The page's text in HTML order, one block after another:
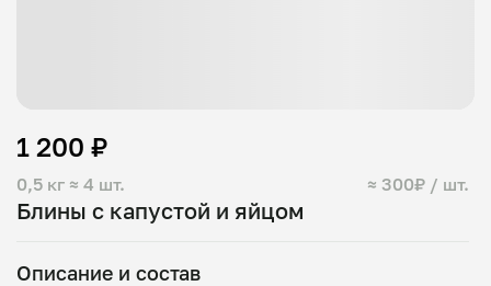
Блины с капустой и яйцом
0,5 кг ≈ 4 шт. ≈ 300₽ / шт.
1 200 ₽
Описание и состав